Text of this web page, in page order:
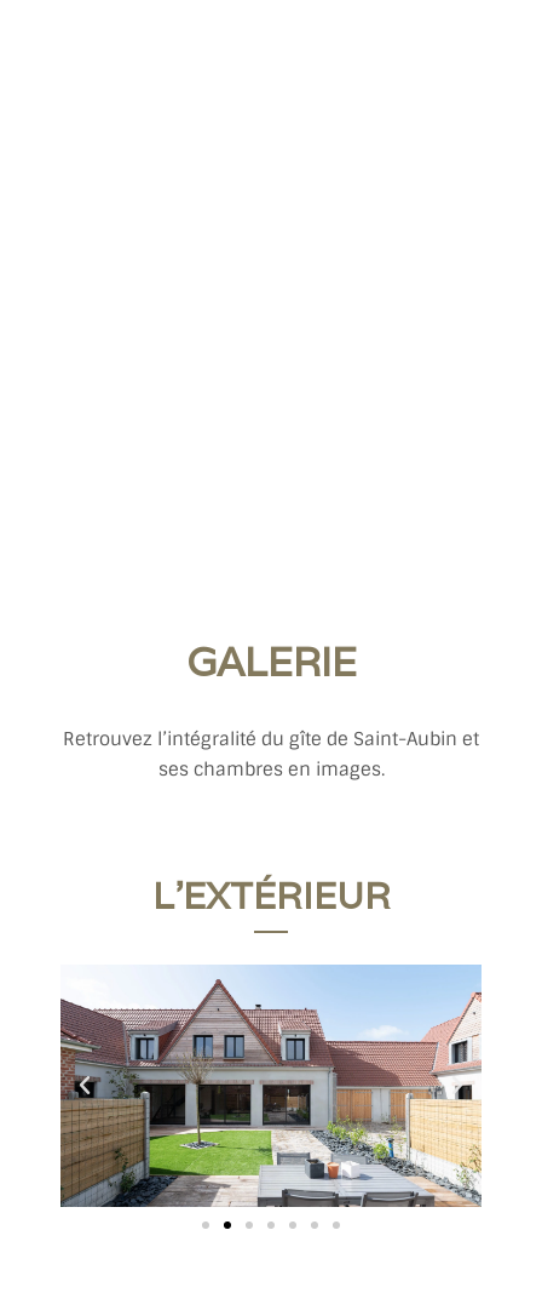
GALERIE
Retrouvez l’intégralité du gîte de Saint-Aubin et
ses chambres en images.
L'EXTÉRIEUR